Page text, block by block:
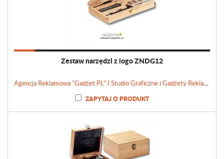
Zestaw narzędzi z logo ZNDG12
Agencja Reklamowa "Gadżet PL" I Studio Graficzne i Gadżety Reklamowe
ZAPYTAJ O PRODUKT